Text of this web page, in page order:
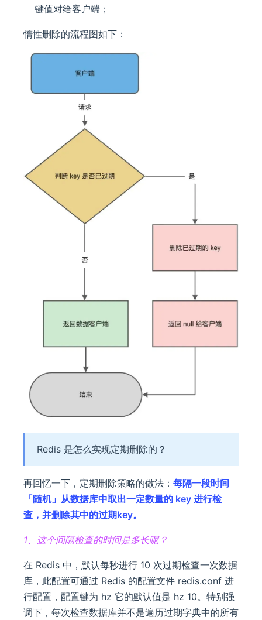
键值对给客户端；
惰性删除的流程图如下：
Redis 是怎么实现定期删除的？
再回忆一下，定期删除策略的做法： 每隔一段时间
「随机」从数据库中取出一定数量的 key 进行检
查，并删除其中的过期key。
1、这个间隔检查的时间是多长呢？
在 Redis 中，默认每秒进行 10 次过期检查一次数据
库，此配置可通过 Redis 的配置文件 redis.conf 进
行配置，配置键为 hz 它的默认值是 hz 10。特别强
调下，每次检查数据库并不是遍历过期字典中的所有